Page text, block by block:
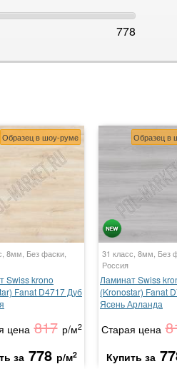
778
Образец в шоу-руме
8мм, Без фаски,
Swiss krono
Fanat D4717 Дуб
цена 817 р/м2
за 778 р/м2
Образец в
31 класс, 8мм, Без
Россия
Ламинат Swiss
(Kronostar) Fanat
Ясень Арланда
Старая цена
Купить за